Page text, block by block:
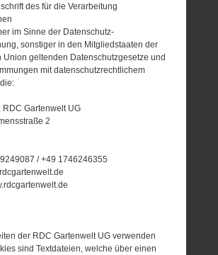
des für die Verarbeitung
im Sinne der Datenschutz-
sonstiger in den Mitgliedstaaten der
Union geltenden Datenschutzgesetze und
mit datenschutzrechtlichem
RDC Gartenwelt UG
2
/ +49 1746246355
der RDC Gartenwelt UG verwenden
sind Textdateien, welche über einen